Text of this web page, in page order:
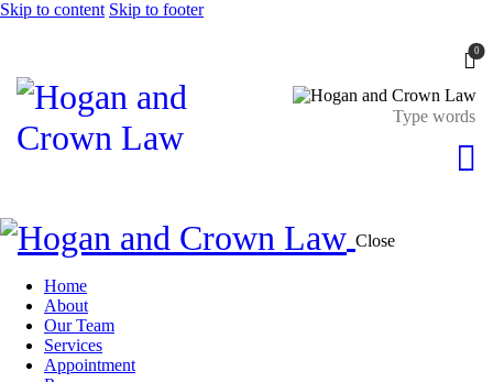
Skip to content Skip to footer
0
Close
Home
About
Our Team
Services
Appointment